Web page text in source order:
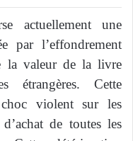
actuellement une
par l’effondrement
la valeur de la livre
étrangères. Cette
violent sur les
de toutes les